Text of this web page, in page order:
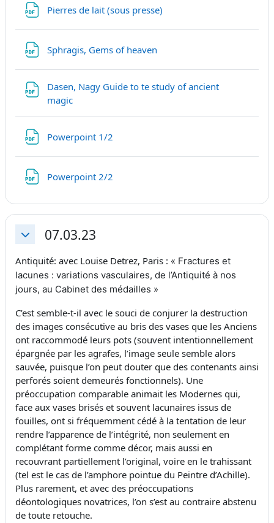
Pierres de lait (sous presse)
Sphragis, Gems of heaven
Dasen, Nagy Guide to te study of ancient
magic
Powerpoint 1/2
Powerpoint 2/2
Replier07.03.23
Antiquité: avec Louise Detrez, Paris : « Fractures et
lacunes : variations vasculaires, de l’Antiquité à nos
jours, au Cabinet des médailles »
C’est semble-t-il avec le souci de conjurer la destruction
des images consécutive au bris des vases que les Anciens
ont raccommodé leurs pots (souvent intentionnellement
épargnée par les agrafes, l’image seule semble alors
sauvée, puisque l’on peut douter que des contenants ainsi
perforés soient demeurés fonctionnels). Une
préoccupation comparable animait les Modernes qui,
face aux vases brisés et souvent lacunaires issus de
fouilles, ont si fréquemment cédé à la tentation de leur
rendre l’apparence de l’intégrité, non seulement en
complétant forme comme décor, mais aussi en
recouvrant partiellement l’original, voire en le trahissant
(tel est le cas de l’amphore pointue du Peintre d’Achille).
Plus rarement, et avec des préoccupations
déontologiques novatrices, l’on s’est au contraire abstenu
de toute retouche.